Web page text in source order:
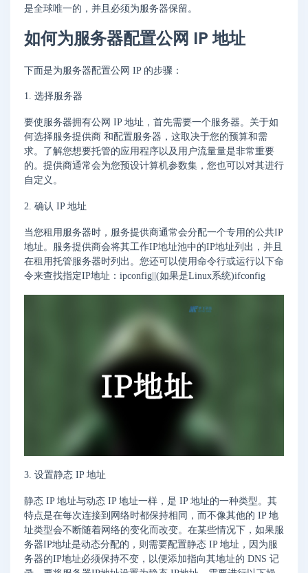
是全球唯一的，并且必须为服务器保留。
如何为服务器配置公网 IP 地址
下面是为服务器配置公网 IP 的步骤：
1. 选择服务器
要使服务器拥有公网 IP 地址，首先需要一个服务器。关于如
何选择服务提供商 和配置服务器，这取决于您的预算和需
求。了解您想要托管的应用程序以及用户流量量是非常重要
的。提供商通常会为您预设计算机参数集，您也可以对其进行
自定义。
2. 确认 IP 地址
当您租用服务器时，服务提供商通常会分配一个专用的公共IP
地址。服务提供商会将其工作IP地址池中的IP地址列出，并且
在租用托管服务器时列出。您还可以使用命令行或运行以下命
令来查找指定IP地址：ipconfig||(如果是Linux系统)ifconfig
3. 设置静态 IP 地址
静态 IP 地址与动态 IP 地址一样，是 IP 地址的一种类型。其
特点是在每次连接到网络时都保持相同，而不像其他的 IP 地
址类型会不断随着网络的变化而改变。在某些情况下，如果服
务器IP地址是动态分配的，则需要配置静态 IP 地址，因为服
务器的IP地址必须保持不变，以便添加指向其地址的 DNS 记